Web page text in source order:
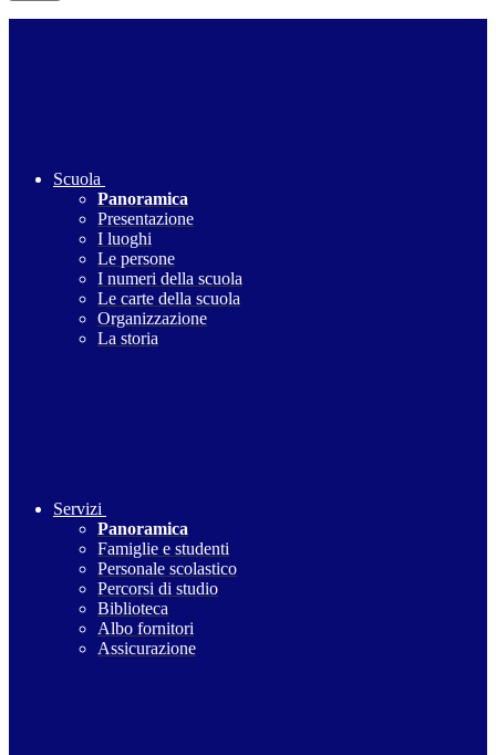
Scuola
Panoramica
Presentazione
I luoghi
Le persone
I numeri della scuola
Le carte della scuola
Organizzazione
La storia
Servizi
Panoramica
Famiglie e studenti
Personale scolastico
Percorsi di studio
Biblioteca
Albo fornitori
Assicurazione